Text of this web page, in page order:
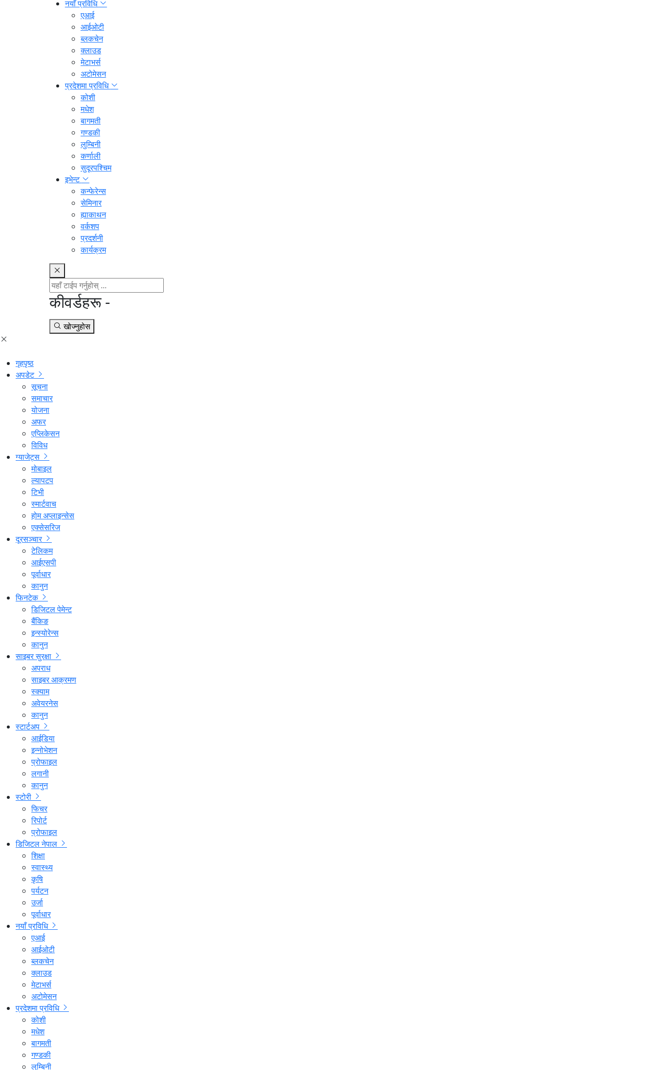
नयाँ प्रविधि
एआई
आईओटी
ब्लकचेन
क्लाउड
मेटाभर्स
अटोमेसन
प्रदेशमा प्रविधि
कोशी
मधेश
बागमती
गण्डकी
लुम्बिनी
कर्णाली
सुदूरपश्चिम
इभेन्ट
कन्फेरेन्स
सेमिनार
ह्याकाथन
वर्कशप
प्रदर्शनी
कार्यक्रम
कीवर्डहरू -
खोज्नुहोस
गृहपृष्ठ
अपडेट
सूचना
समाचार
योजना
अफर
एप्लिकेसन
विविध
ग्याजेट्स
मोबाइल
ल्यापटप
टिभी
स्मार्टवाच
होम अप्लाइन्सेस
एक्सेसरिज
दूरसञ्चार
टेलिकम
आईएसपी
पूर्वाधार
कानुन
फिनटेक
डिजिटल पेमेन्ट
बैंकिङ
इन्स्योरेन्स
कानुन
साइबर सुरक्षा
अपराध
साइबर आक्रमण
स्क्याम
अवेयरनेस
कानुन
स्टार्टअप
आईडिया
इन्नोभेशन
प्रोफाइल
लगानी
कानुन
स्टोरी
फिचर
रिपोर्ट
प्रोफाइल
डिजिटल नेपाल
शिक्षा
स्वास्थ्य
कृषि
पर्यटन
उर्जा
पूर्वाधार
नयाँ प्रविधि
एआई
आईओटी
ब्लकचेन
क्लाउड
मेटाभर्स
अटोमेसन
प्रदेशमा प्रविधि
कोशी
मधेश
बागमती
गण्डकी
लुम्बिनी